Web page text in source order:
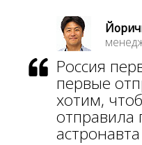
Россия
первые
хотим,
отправила